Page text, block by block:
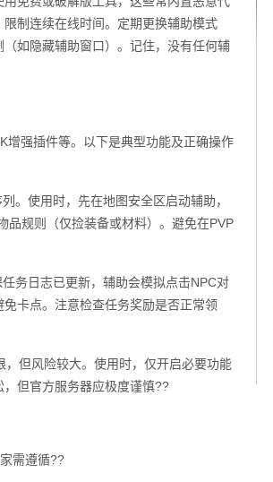
制连续在线时间。定期更换辅助模式
如隐藏辅助窗口）。记住，没有任何辅
增强插件等。以下是典型功能及正确操作
。使用时，先在地图安全区启动辅助，
品规则（仅捡装备或材料）。避免在PVP
务日志已更新，辅助会模拟点击NPC对
卡点。注意检查任务奖励是否正常领
但风险较大。使用时，仅开启必要功能
，但官方服务器应极度谨慎??
需遵循??